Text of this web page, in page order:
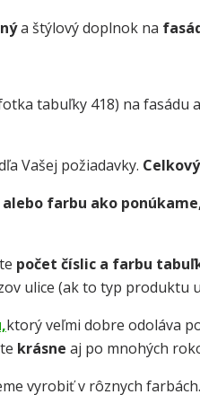
a štýlový doplnok na
tabuľky 418) na fasádu
Vašej požiadavky.
farbu ako
počet číslic a farbu
ulice (ak to typ produktu
ktorý veľmi dobre odoláva
krásne aj po mnohých
vyrobiť v rôznych